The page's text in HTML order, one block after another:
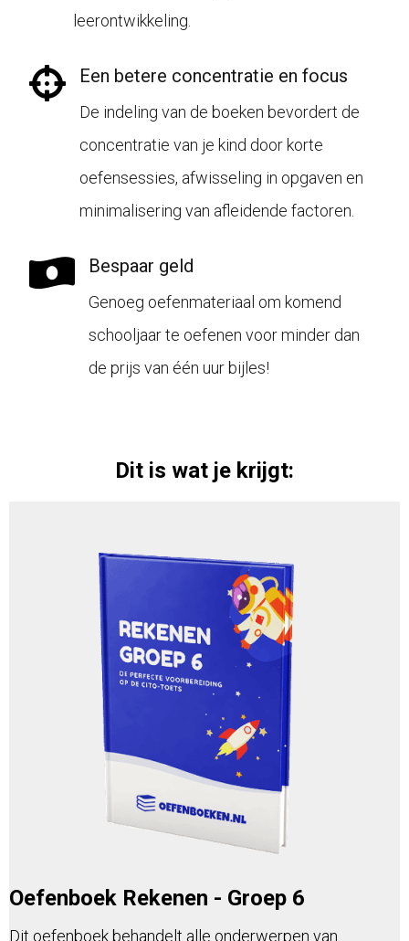
leerontwikkeling.
Een betere concentratie en focus
De indeling van de boeken bevordert de
concentratie van je kind door korte
oefensessies, afwisseling in opgaven en
minimalisering van afleidende factoren.
Bespaar geld
Genoeg oefenmateriaal om komend
schooljaar te oefenen voor minder dan
de prijs van één uur bijles!
Dit is wat je krijgt:
Oefenboek Rekenen - Groep 6
Dit oefenboek behandelt alle onderwerpen van